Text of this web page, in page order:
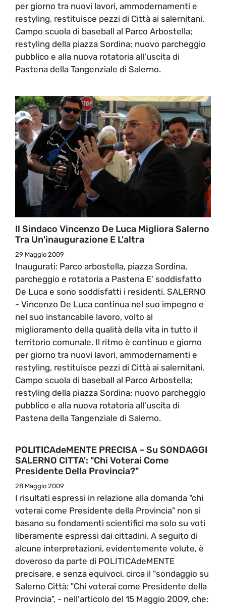
per giorno tra nuovi lavori, ammodernamenti e
restyling, restituisce pezzi di Città ai salernitani.
Campo scuola di baseball al Parco Arbostella;
restyling della piazza Sordina; nuovo parcheggio
pubblico e alla nuova rotatoria all'uscita di
Pastena della Tangenziale di Salerno.
Il Sindaco Vincenzo De Luca Migliora Salerno
Tra Un'inaugurazione E L'altra
29 Maggio 2009
Inaugurati: Parco arbostella, piazza Sordina,
parcheggio e rotatoria a Pastena E' soddisfatto
De Luca e sono soddisfatti i residenti. SALERNO
- Vincenzo De Luca continua nel suo impegno e
nel suo instancabile lavoro, volto al
miglioramento della qualità della vita in tutto il
territorio comunale. Il ritmo è continuo e giorno
per giorno tra nuovi lavori, ammodernamenti e
restyling, restituisce pezzi di Città ai salernitani.
Campo scuola di baseball al Parco Arbostella;
restyling della piazza Sordina; nuovo parcheggio
pubblico e alla nuova rotatoria all'uscita di
Pastena della Tangenziale di Salerno.
POLITICAdeMENTE PRECISA – Su SONDAGGI
SALERNO CITTA': "Chi Voterai Come
Presidente Della Provincia?"
28 Maggio 2009
I risultati espressi in relazione alla domanda "chi
voterai come Presidente della Provincia" non si
basano su fondamenti scientifici ma solo su voti
liberamente espressi dai cittadini. A seguito di
alcune interpretazioni, evidentemente volute, è
doveroso da parte di POLITICAdeMENTE
precisare, e senza equivoci, circa il "sondaggio su
Salerno Città: "Chi voterai come Presidente della
Provincia", - nell'articolo del 15 Maggio 2009, che: